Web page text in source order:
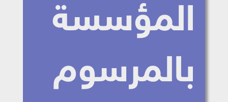
المؤسسة
بالمرسوم